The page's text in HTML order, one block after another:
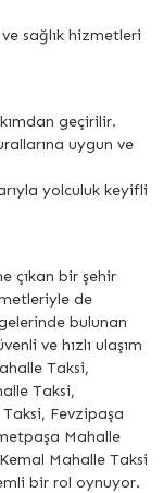
sağlık hizmetleri
geçirilir.
uygun ve
yolculuk keyifli
çıkan bir şehir
de
bulunan
ve hızlı ulaşım
Taksi,
Taksi,
Fevzipaşa
Mahalle
Mahalle Taksi
bir rol oynuyor.